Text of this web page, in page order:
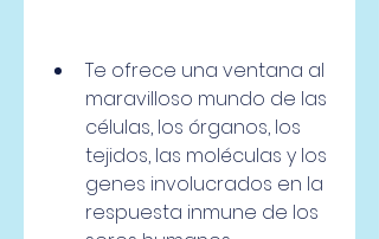
Te ofrece una ventana al
maravilloso mundo de las
células, los órganos, los
tejidos, las moléculas y los
genes involucrados en la
respuesta inmune de los